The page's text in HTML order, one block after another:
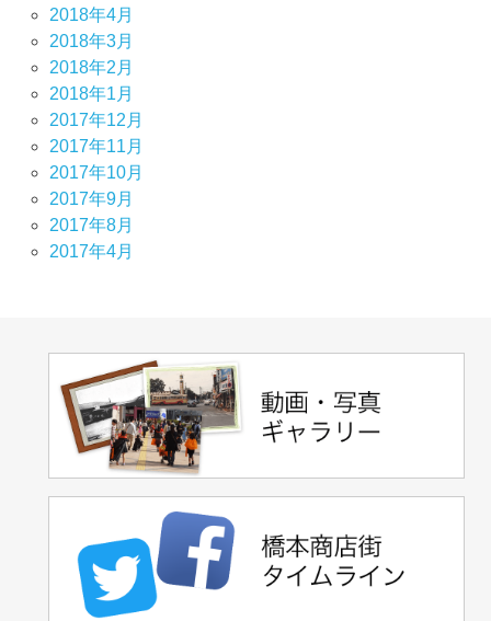
2018年4月
2018年3月
2018年2月
2018年1月
2017年12月
2017年11月
2017年10月
2017年9月
2017年8月
2017年4月